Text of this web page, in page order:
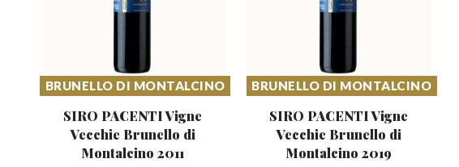
BRUNELLO DI MONTALCINO
SIRO PACENTI Vigne
Vecchie Brunello di
Montalcino 2011
BRUNELLO DI MONTALCINO
SIRO PACENTI Vigne
Vecchie Brunello di
Montalcino 2019